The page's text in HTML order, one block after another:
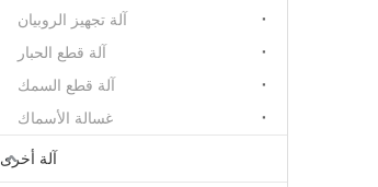
آلة تجهيز الروبيان
آلة قطع الحبار
آلة قطع السمك
غسالة الأسماك
آلة أخرى